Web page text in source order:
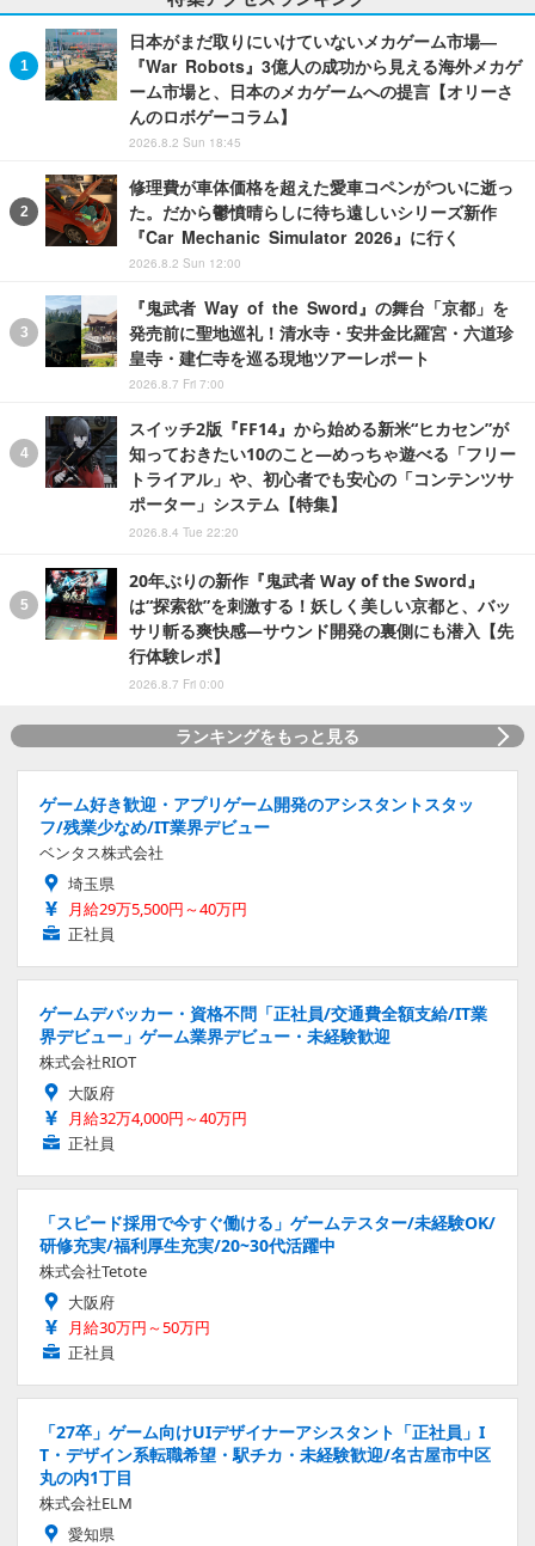
日本がまだ取りにいけていないメカゲーム市場―
『War Robots』3億人の成功から見える海外メカゲ
ーム市場と、日本のメカゲームへの提言【オリーさ
んのロボゲーコラム】
2026.8.2 Sun 18:45
修理費が車体価格を超えた愛車コペンがついに逝っ
た。だから鬱憤晴らしに待ち遠しいシリーズ新作
『Car Mechanic Simulator 2026』に行く
2026.8.2 Sun 12:00
『鬼武者 Way of the Sword』の舞台「京都」を
発売前に聖地巡礼！清水寺・安井金比羅宮・六道珍
皇寺・建仁寺を巡る現地ツアーレポート
2026.8.7 Fri 7:00
スイッチ2版『FF14』から始める新米“ヒカセン”が
知っておきたい10のこと―めっちゃ遊べる「フリー
トライアル」や、初心者でも安心の「コンテンツサ
ポーター」システム【特集】
2026.8.4 Tue 22:20
20年ぶりの新作『鬼武者 Way of the Sword』
は“探索欲”を刺激する！妖しく美しい京都と、バッ
サリ斬る爽快感―サウンド開発の裏側にも潜入【先
行体験レポ】
2026.8.7 Fri 0:00
ランキングをもっと見る
ゲーム好き歓迎・アプリゲーム開発のアシスタントスタッ
フ/残業少なめ/IT業界デビュー
ベンタス株式会社
埼玉県
月給29万5,500円～40万円
正社員
ゲームデバッカー・資格不問「正社員/交通費全額支給/IT業
界デビュー」ゲーム業界デビュー・未経験歓迎
株式会社RIOT
大阪府
月給32万4,000円～40万円
正社員
「スピード採用で今すぐ働ける」ゲームテスター/未経験OK/
研修充実/福利厚生充実/20~30代活躍中
株式会社Tetote
大阪府
月給30万円～50万円
正社員
「27卒」ゲーム向けUIデザイナーアシスタント「正社員」I
T・デザイン系転職希望・駅チカ・未経験歓迎/名古屋市中区
丸の内1丁目
株式会社ELM
愛知県